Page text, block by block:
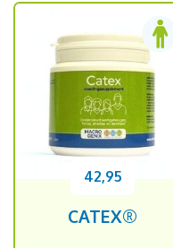
CATEX®
42,95